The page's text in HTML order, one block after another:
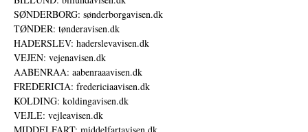
SØNDERBORG: sønderborgavisen.dk
TØNDER: tønderavisen.dk
HADERSLEV: haderslevavisen.dk
VEJEN: vejenavisen.dk
AABENRAA: aabenraaavisen.dk
FREDERICIA: fredericiaavisen.dk
KOLDING: koldingavisen.dk
VEJLE: vejleavisen.dk